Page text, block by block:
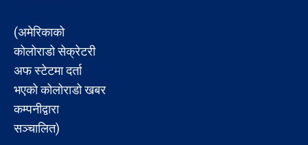
(अमेरिकाको
कोलोराडो सेक्रेटरी
अफ स्टेटमा दर्ता
भएको कोलोराडो खबर
कम्पनीद्वारा
सञ्चालित)